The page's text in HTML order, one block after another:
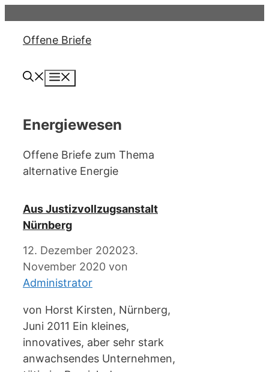
springen
Offene Briefe
Energiewesen
Offene Briefe zum Thema
alternative Energie
Aus Justizvollzugsanstalt
Nürnberg
12. Dezember 202023.
November 2020 von
Administrator
von Horst Kirsten, Nürnberg,
Juni 2011 Ein kleines,
innovatives, aber sehr stark
anwachsendes Unternehmen,